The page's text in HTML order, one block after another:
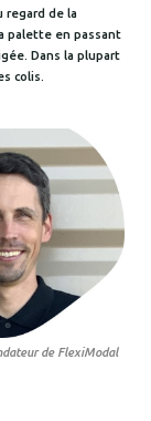
regard de la
palette en passant
Dans la plupart
colis.
de FlexiModal